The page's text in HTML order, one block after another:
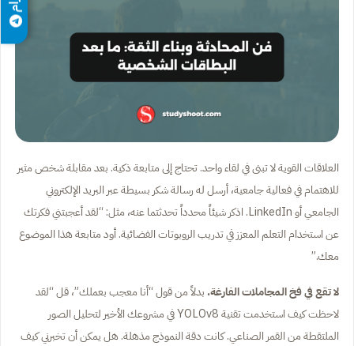
العلاقات القوية لا تبنى في لقاء واحد. تحتاج إلى متابعة ذكية. بعد مقابلة شخص مثير
للاهتمام في فعالية جامعية، أرسل له رسالة شكر بسيطة عبر البريد الإلكتروني
الجامعي أو LinkedIn. اذكر شيئاً محدداً تحدثتما عنه، مثل: “لقد أعجبتني فكرتك
عن استخدام التعلم المعزز في تدريب الروبوتات الفضائية. أود متابعة هذا الموضوع
معك.”
لا تقع في فخ المجاملات الفارغة. بدلاً من قول “أنا معجب بعملك”، قل “لقد
لاحظت كيف استخدمت تقنية YOLOv8 في مشروعك الأخير لتحليل الصور
الملتقطة من القمر الصناعي. كانت دقة النموذج مذهلة. هل يمكن أن تخبرني كيف